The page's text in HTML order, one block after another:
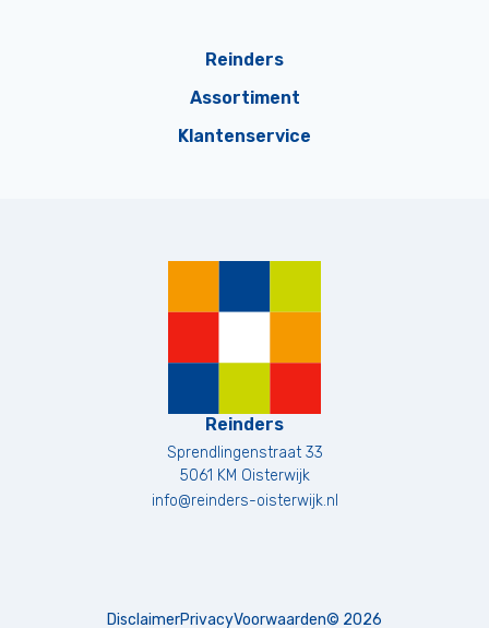
Reinders
Assortiment
Klantenservice
Reinders
Sprendlingenstraat 33
5061 KM Oisterwijk
info@reinders-oisterwijk.nl
DisclaimerPrivacyVoorwaarden© 2026